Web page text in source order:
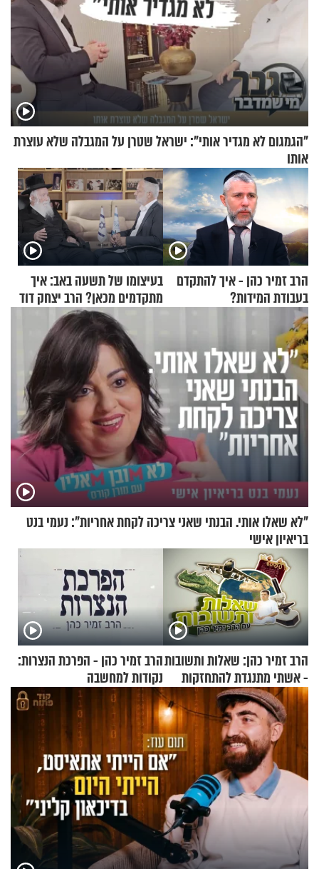
"הגמגום לא מגדיר אותי": ישראל שטרן על המגבלה שלא עוצרת
אותו
הרב זמיר כהן - איך להתקדם
בעבודת המידות?
בעיצומו של תשעה באב: איך
מתקדמים מכאן? הרב יצחק דוד
גרוסמן בשיחה מיוחדת
"לא שאלו אותי. הבנתי שאני צריכה לקחת אחריות": נעמי בנט
בריאיון אישי
הרב זמיר כהן: שאלות ותשובות
- אשתי מתנגדת להתחזקות
שלי
הרב זמיר כהן - הפרכת הנצרות:
נקודות למחשבה